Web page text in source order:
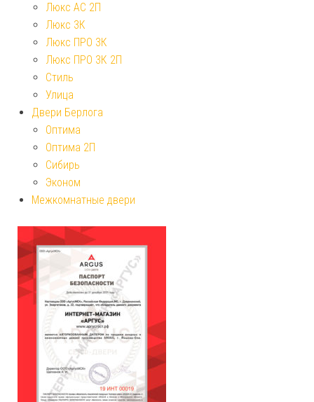
Люкс АС 2П
Люкс 3К
Люкс ПРО 3К
Люкс ПРО 3К 2П
Стиль
Улица
Двери Берлога
Оптима
Оптима 2П
Сибирь
Эконом
Межкомнатные двери